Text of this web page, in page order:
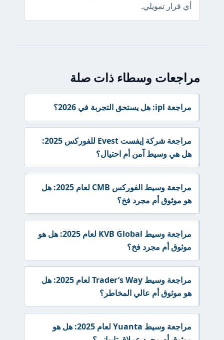
أي قرار تمويلي.
مراجعات وسطاء ذات صلة
مراجعة ipl: هل يستحق التجربة في 2026؟
مراجعة شركة إيفست Evest للفوركس 2025:
هل هي وسيط آمن أم احتيال؟
مراجعة وسيط الفوركس CMB لعام 2025: هل
هو موثوق أم مجرد فخ؟
مراجعة وسيط KVB Global لعام 2025: هل هو
موثوق أم مجرد فخ؟
مراجعة وسيط Trader’s Way لعام 2025: هل
هو موثوق أم عالي المخاطر؟
مراجعة وسيط Yuanta لعام 2025: هل هو